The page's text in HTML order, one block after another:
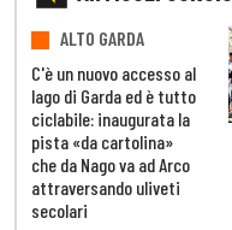
ALTO GARDA
C'è un nuovo accesso al
lago di Garda ed è tutto
ciclabile: inaugurata la
pista «da cartolina»
che da Nago va ad Arco
attraversando uliveti
secolari